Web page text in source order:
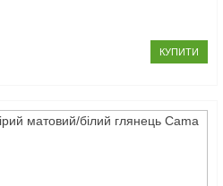
КУПИТИ